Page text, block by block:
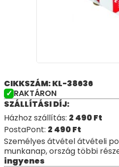
CIKKSZÁM: KL-38636
RAKTÁRON
SZÁLLÍTÁSI DÍJ:
Házhoz szállítás: 2 490Ft
PostaPont: 2 490Ft
Személyes átvétel átvételi
munkanap, ország többi
ingyenes